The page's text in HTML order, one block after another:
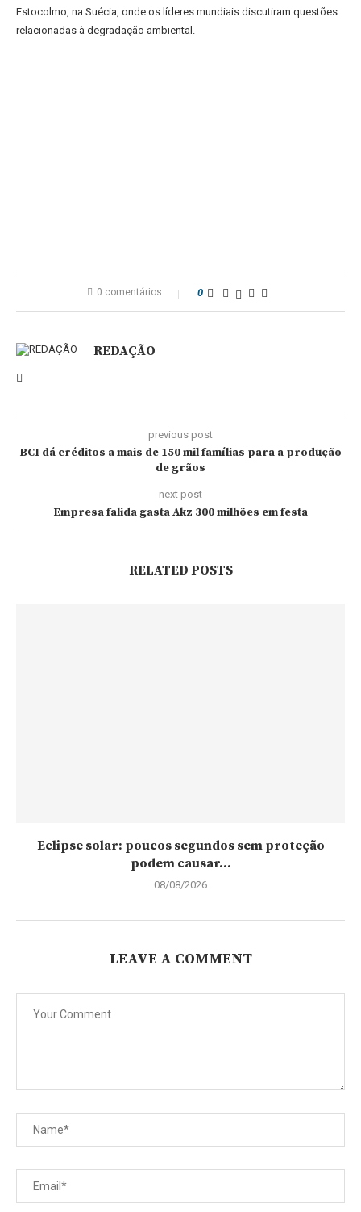
Estocolmo, na Suécia, onde os líderes mundiais discutiram questões
relacionadas à degradação ambiental.
0 comentários 0
REDAÇÃO
previous post
BCI dá créditos a mais de 150 mil famílias para a produção
de grãos
next post
Empresa falida gasta Akz 300 milhões em festa
RELATED POSTS
Eclipse solar: poucos segundos sem proteção
podem causar...
08/08/2026
LEAVE A COMMENT